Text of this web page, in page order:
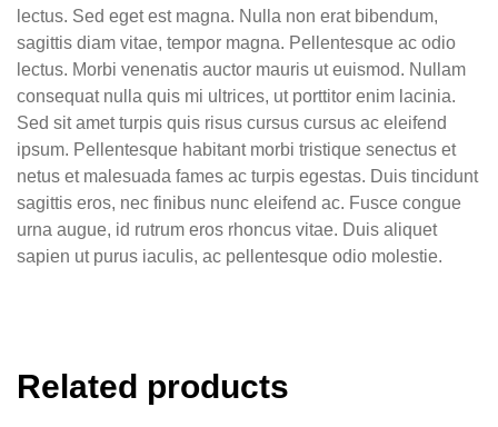
lectus. Sed eget est magna. Nulla non erat bibendum,
sagittis diam vitae, tempor magna. Pellentesque ac odio
lectus. Morbi venenatis auctor mauris ut euismod. Nullam
consequat nulla quis mi ultrices, ut porttitor enim lacinia.
Sed sit amet turpis quis risus cursus cursus ac eleifend
ipsum. Pellentesque habitant morbi tristique senectus et
netus et malesuada fames ac turpis egestas. Duis tincidunt
sagittis eros, nec finibus nunc eleifend ac. Fusce congue
urna augue, id rutrum eros rhoncus vitae. Duis aliquet
sapien ut purus iaculis, ac pellentesque odio molestie.
Related products